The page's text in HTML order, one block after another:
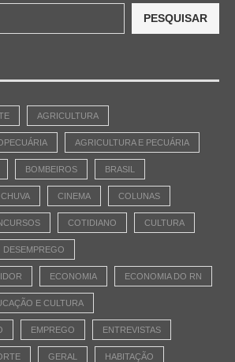
PESQUISAR
AGRICULTURA
AGRICULTURA E PECUÁRIA
BOMBEIROS BRASIL
CHUVA CINEMA COLUNAS
COTIDIANO CULTURA
DESEMPREGO
ECONOMIA ECONOMIA DO RN
E CULTURA
EMPREGO ENTREVISTAS
GERAL HABITAÇÃO